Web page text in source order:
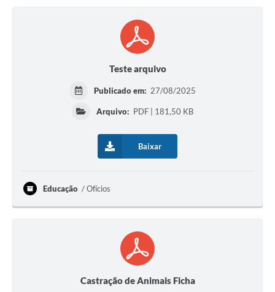
Teste arquivo
Publicado em: 27/08/2025
Arquivo: PDF | 181,50 KB
Baixar
Educação Ofícios
Castração de Animais Ficha